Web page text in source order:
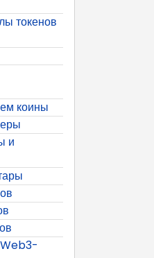
токенов
коины
и
Web3-